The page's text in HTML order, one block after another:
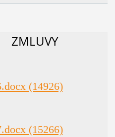
ZMLUVY
(14926)
(15266)